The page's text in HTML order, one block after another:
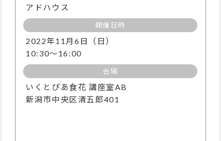
アドハウス
開催日時
2022年11月6日（日）
10:30～16:00
会場
いくとぴあ食花 講座室AB
新潟市中央区清五郎401